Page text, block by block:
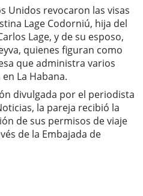
Unidos revocaron las visas
Lage Codorniú, hija del
Lage, y de su esposo,
quienes figuran como
que administra varios
La Habana.
divulgada por el periodista
la pareja recibió la
de sus permisos de viaje
de la Embajada de